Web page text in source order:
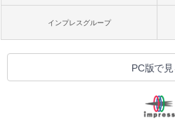
インプレスグループ
PC版で見